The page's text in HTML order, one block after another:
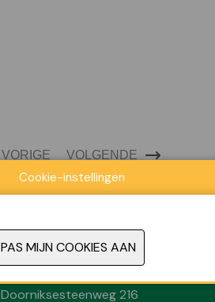
VORIGE VOLGENDE
Locatie
Doorniksesteenweg 216
Cookie-instellingen